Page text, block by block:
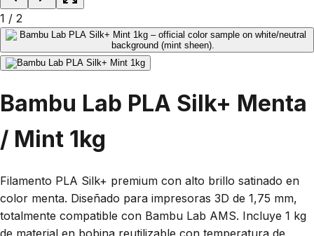
1 / 2
Bambu Lab PLA Silk+ Menta
/ Mint 1kg
Filamento PLA Silk+ premium con alto brillo satinado en
color menta. Diseñado para impresoras 3D de 1,75 mm,
totalmente compatible con Bambu Lab AMS. Incluye 1 kg
de material en bobina reutilizable con temperatura de